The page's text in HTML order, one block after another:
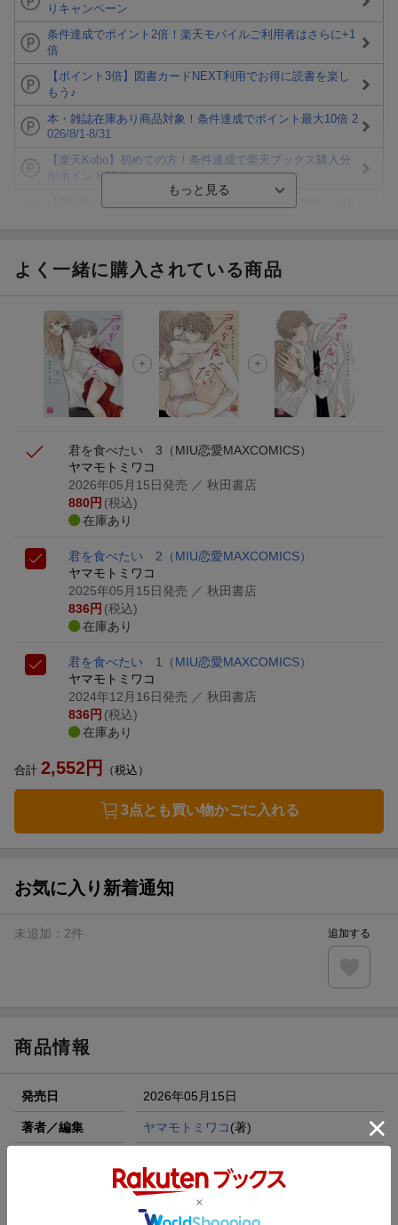
りキャンペーン
条件達成でポイント2倍！楽天モバイルご利用者はさらに+1
倍
【ポイント3倍】図書カードNEXT利用でお得に読書を楽し
もう♪
本・雑誌在庫あり商品対象！条件達成でポイント最大10倍 2
026/8/1-8/31
【楽天Kobo】初めての方！条件達成で楽天ブックス購入分
がポイント20倍
ト山分け
エントリー＆3,000円以上購入で無料データSIM（3GB/月プ
ラン）が当たる！
楽天モバイル紹介キャンペーンの拡散で300円OFFクーポン
進呈
よく一緒に購入されている商品
君を食べたい 3 （MIU恋愛MAXCOMICS）
ヤマモトミワコ
2026年05月15日発売 ／ 秋田書店
880円 (税込)
在庫あり
君を食べたい 2 （MIU恋愛MAXCOMICS）
ヤマモトミワコ
2025年05月15日発売 ／ 秋田書店
836円 (税込)
在庫あり
君を食べたい 1
（MIU恋愛MAXCOMICS）
ヤマモトミワコ
2024年12月16日発売 ／ 秋田書店
836円 (税込)
在庫あり
合計 2,552円 （税込）
3点とも買い物かごに入れる
お気に入り新着通知
未追加： 2件 追加する
商品情報
発売日 2026年05月15日
著者／編集 ヤマモトミワコ(著)
MIU恋愛MAXCOMICS
秋田書店